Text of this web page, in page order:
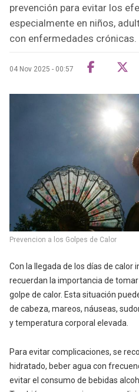
prevención para evitar los
especialmente en niños,
con enfermedades crónicas.
04 Nov 2025 - 00:57
Prevencion a los Golpes de Calor
Con la llegada de los días de calor
recuerdan la importancia de
golpe de calor. Esta situación
de cabeza, mareos, náuseas,
y temperatura corporal elevada.
Para evitar complicaciones, se
hidratado, beber agua con
evitar el consumo de bebidas